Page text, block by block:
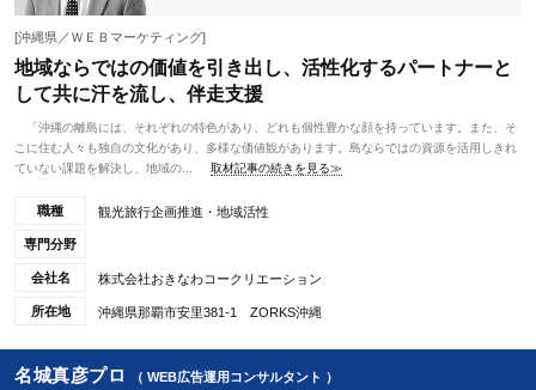
[沖縄県／ＷＥＢマーケティング]
地域ならではの価値を引き出し、活性化するパートナーと
して共に汗を流し、伴走支援
「沖縄の離島には、それぞれの特色があり、どれも個性豊かな顔を持っています。また、そ
こに住む人々も独自の文化があり、多様な価値観があります。島ならではの資源を活用しきれ
ていない課題を解決し、地域の...
取材記事の続きを見る≫
職種 観光旅行企画推進・地域活性
専門分野
会社名 株式会社おきなわコークリエーション
所在地 沖縄県那覇市安里381-1 ZORKS沖縄
名城真彦プロ
（ WEB広告運用コンサルタント ）